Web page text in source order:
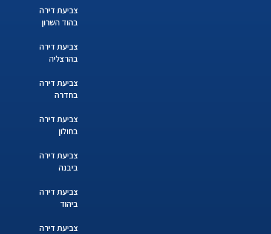
צביעת דירה
בהוד השרון
צביעת דירה
בהרצליה
צביעת דירה
בחדרה
צביעת דירה
בחולון
צביעת דירה
ביבנה
צביעת דירה
ביהוד
צביעת דירה